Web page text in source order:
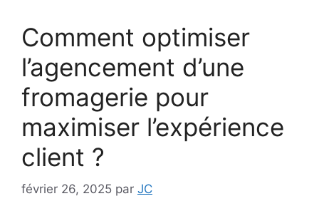
Comment optimiser
l’agencement d’une
fromagerie pour
maximiser l’expérience
client ?
février 26, 2025 par JC